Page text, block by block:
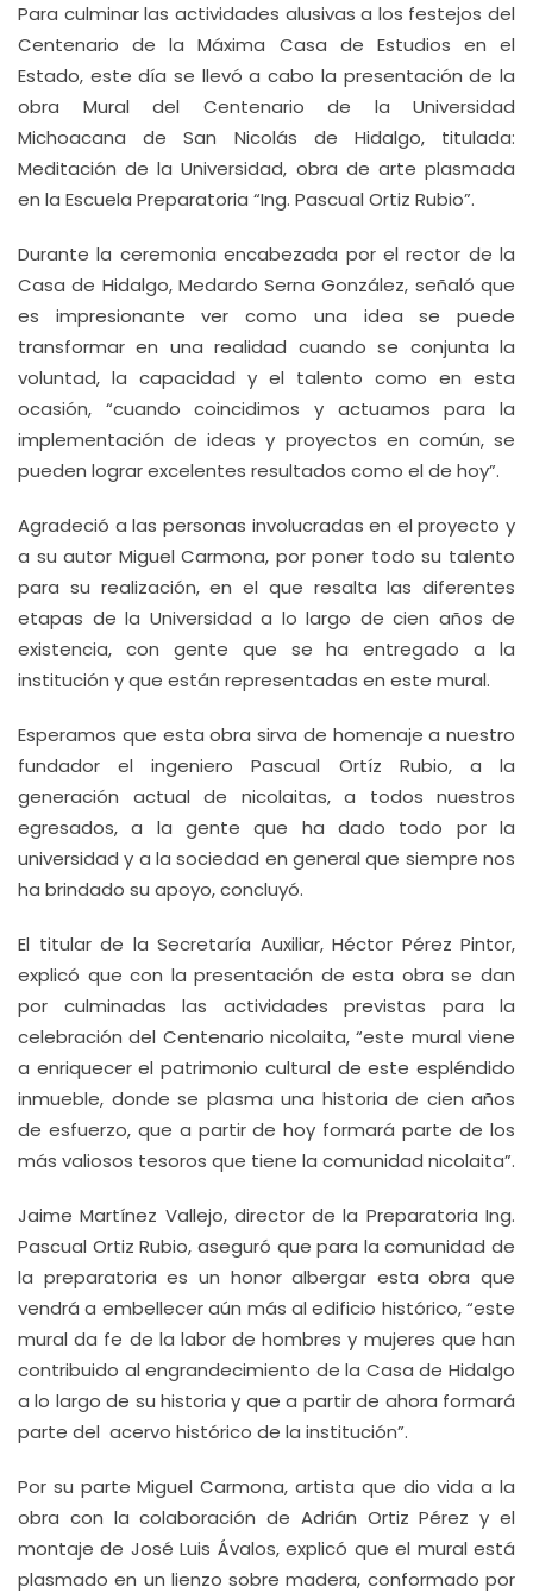
Para culminar las actividades alusivas a los festejos del
Centenario de la Máxima Casa de Estudios en el
Estado, este día se llevó a cabo la presentación de la
obra Mural del Centenario de la Universidad
Michoacana de San Nicolás de Hidalgo, titulada:
Meditación de la Universidad, obra de arte plasmada
en la Escuela Preparatoria “Ing. Pascual Ortiz Rubio”.
Durante la ceremonia encabezada por el rector de la
Casa de Hidalgo, Medardo Serna González, señaló que
es impresionante ver como una idea se puede
transformar en una realidad cuando se conjunta la
voluntad, la capacidad y el talento como en esta
ocasión, “cuando coincidimos y actuamos para la
implementación de ideas y proyectos en común, se
pueden lograr excelentes resultados como el de hoy”.
Agradeció a las personas involucradas en el proyecto y
a su autor Miguel Carmona, por poner todo su talento
para su realización, en el que resalta las diferentes
etapas de la Universidad a lo largo de cien años de
existencia, con gente que se ha entregado a la
institución y que están representadas en este mural.
Esperamos que esta obra sirva de homenaje a nuestro
fundador el ingeniero Pascual Ortíz Rubio, a la
generación actual de nicolaitas, a todos nuestros
egresados, a la gente que ha dado todo por la
universidad y a la sociedad en general que siempre nos
ha brindado su apoyo, concluyó.
El titular de la Secretaría Auxiliar, Héctor Pérez Pintor,
explicó que con la presentación de esta obra se dan
por culminadas las actividades previstas para la
celebración del Centenario nicolaita, “este mural viene
a enriquecer el patrimonio cultural de este espléndido
inmueble, donde se plasma una historia de cien años
de esfuerzo, que a partir de hoy formará parte de los
más valiosos tesoros que tiene la comunidad nicolaita”.
Jaime Martínez Vallejo, director de la Preparatoria Ing.
Pascual Ortiz Rubio, aseguró que para la comunidad de
la preparatoria es un honor albergar esta obra que
vendrá a embellecer aún más al edificio histórico, “este
mural da fe de la labor de hombres y mujeres que han
contribuido al engrandecimiento de la Casa de Hidalgo
a lo largo de su historia y que a partir de ahora formará
parte del acervo histórico de la institución”.
Por su parte Miguel Carmona, artista que dio vida a la
obra con la colaboración de Adrián Ortiz Pérez y el
montaje de José Luis Ávalos, explicó que el mural está
plasmado en un lienzo sobre madera, conformado por